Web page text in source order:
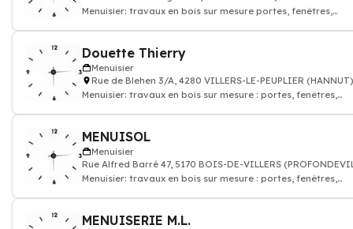
Menuisier: travaux en bois sur mesure portes, fenêtres,
Douette Thierry
Menuisier
Rue de Blehen 3/A, 4280 VILLERS-LE-PEUPLIER (HANNUT)
Menuisier: travaux en bois sur mesure : portes, fenêtres,
MENUISOL
Menuisier
Rue Alfred Barré 47, 5170 BOIS-DE-VILLERS
Menuisier: travaux en bois sur mesure : portes, fenêtres,
MENUISERIE M.L.